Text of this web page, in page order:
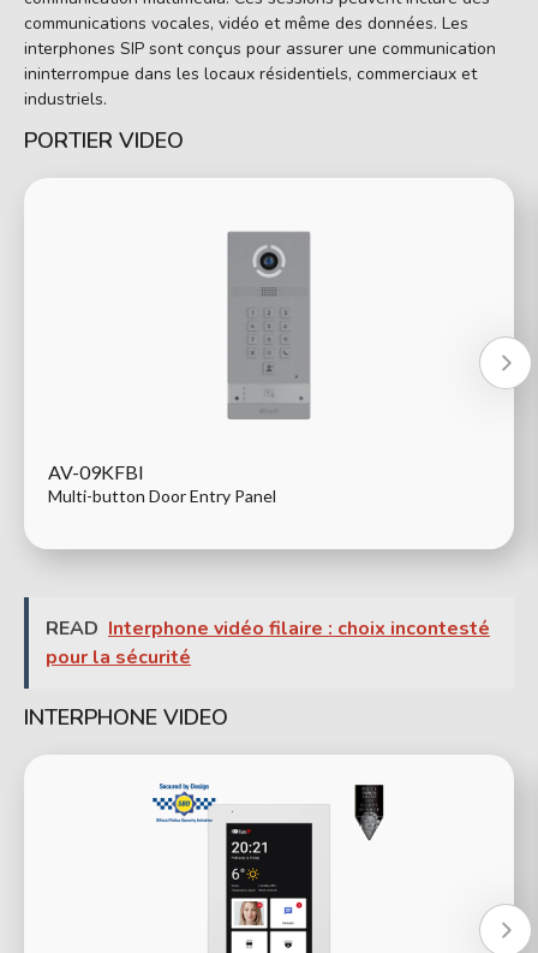
communications vocales, vidéo et même des données. Les
interphones SIP sont conçus pour assurer une communication
ininterrompue dans les locaux résidentiels, commerciaux et
industriels.
PORTIER VIDEO
AV-09KFBI
Multi-button Door Entry Panel
READ Interphone vidéo filaire : choix incontesté
pour la sécurité
INTERPHONE VIDEO